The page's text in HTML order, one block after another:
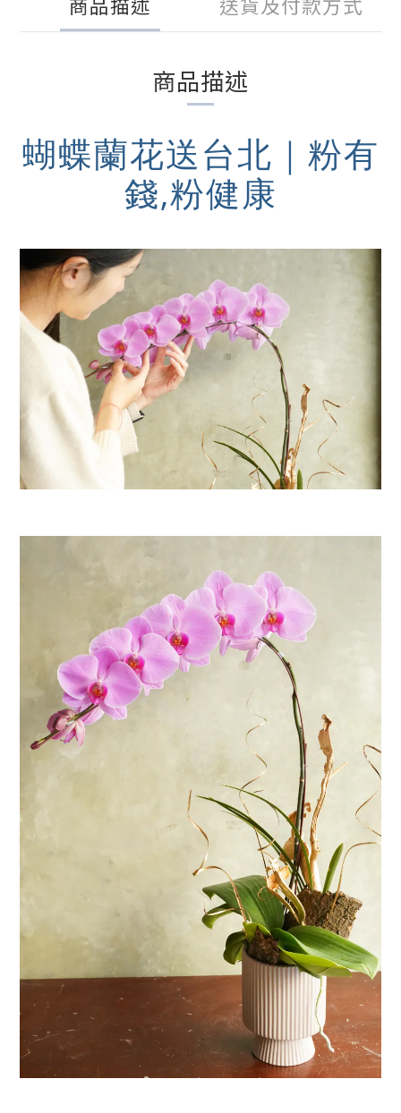
商品描述
蝴蝶蘭花送台北 ｜ 粉有
錢,粉健康